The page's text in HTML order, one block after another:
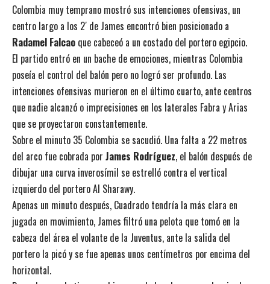
Colombia muy temprano mostró sus intenciones ofensivas, un
centro largo a los 2′ de James encontró bien posicionado a
Radamel Falcao que cabeceó a un costado del portero egipcio.
El partido entró en un bache de emociones, mientras Colombia
poseía el control del balón pero no logró ser profundo. Las
intenciones ofensivas murieron en el último cuarto, ante centros
que nadie alcanzó o imprecisiones en los laterales Fabra y Arias
que se proyectaron constantemente.
Sobre el minuto 35 Colombia se sacudió. Una falta a 22 metros
del arco fue cobrada por James Rodríguez, el balón después de
dibujar una curva inverosímil se estrelló contra el vertical
izquierdo del portero Al Sharawy.
Apenas un minuto después, Cuadrado tendría la más clara en
jugada en movimiento, James filtró una pelota que tomó en la
cabeza del área el volante de la Juventus, ante la salida del
portero la picó y se fue apenas unos centímetros por encima del
horizontal.